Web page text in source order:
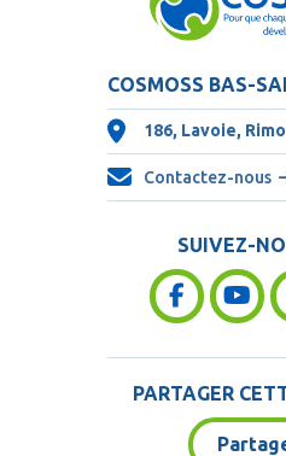
COSMOSS BAS-
186, Lavoie,
Contactez-nous
SUIVEZ-
PARTAGER